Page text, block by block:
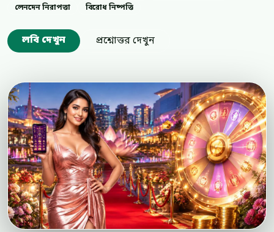
লেনদেন নিরাপত্তা
বিরোধ নিষ্পত্তি
লবি দেখুন প্রশ্নোত্তর দেখুন